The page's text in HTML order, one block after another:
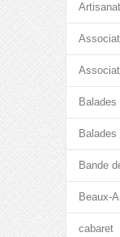
Artisanat
Bande
Beaux-
cabaret